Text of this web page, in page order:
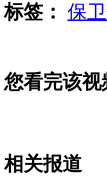
湄公河案一审开庭 现场
标签： 保
您看完该
相关报道